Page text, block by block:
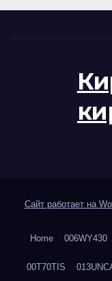
Сайт работает на
Home 006WY430
00T70TIS